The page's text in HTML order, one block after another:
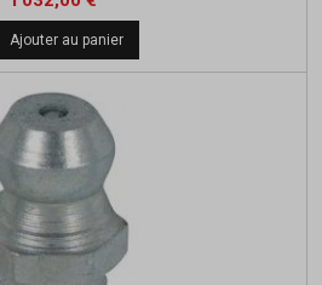
de
base
Ajouter au panier